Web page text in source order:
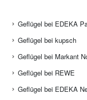
Geflügel bei EDEKA
Geflügel bei kupsch
Geflügel bei Markant
Geflügel bei REWE
Geflügel bei EDEKA